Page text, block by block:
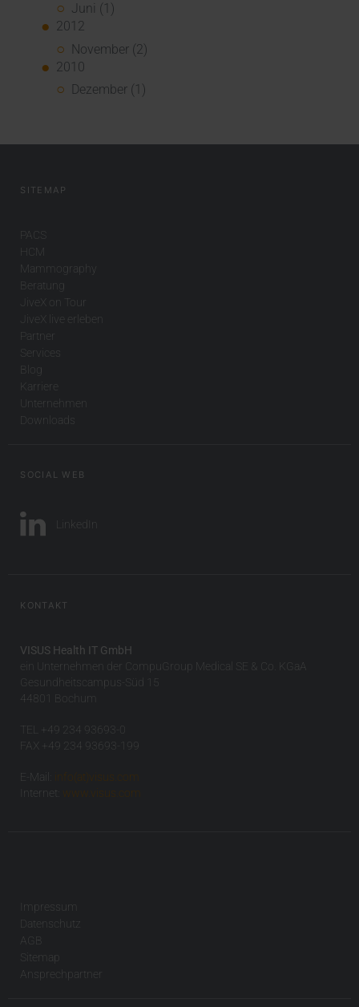
Juni (1)
2012
November (2)
2010
Dezember (1)
SITEMAP
PACS
HCM
Mammography
Beratung
JiveX on Tour
JiveX live erleben
Partner
Services
Blog
Karriere
Unternehmen
Downloads
SOCIAL WEB
LinkedIn
KONTAKT
VISUS Health IT GmbH
ein Unternehmen der CompuGroup Medical SE & Co. KGaA
Gesundheitscampus-Süd 15
44801 Bochum
TEL +49 234 93693-0
FAX +49 234 93693-199
E-Mail:
info(at)visus.com
Internet:
www.visus.com
Impressum
Datenschutz
AGB
Sitemap
Ansprechpartner